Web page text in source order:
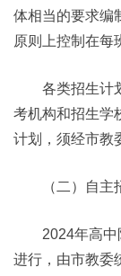
体相当的要求编
原则上控制在每
各类招生计划
考机构和招生学
计划，须经市教
（二）自主
2024年高中阶
进行，由市教委